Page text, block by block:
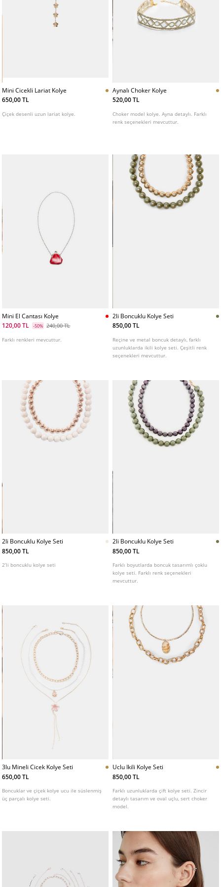
Mini Cicekli Lariat Kolye
650,00 TL
Çiçek desenli uzun lariat kolye.
Aynalı Choker Kolye
520,00 TL
Choker model kolye. Ayna detaylı. Farklı
renk seçenekleri mevcuttur.
Mini El Cantası Kolye
120,00 TL
-50% 240,00 TL
Farklı renkleri mevcuttur.
2li Boncuklu Kolye Seti
850,00 TL
Reçine ve metal boncuk detaylı, farklı
uzunluklarda ikili kolye seti. Çeşitli renk
seçenekleri mevcuttur.
2li Boncuklu Kolye Seti
850,00 TL
2’li boncuklu kolye seti
2li Boncuklu Kolye Seti
850,00 TL
Farklı boyutlarda boncuk tasarımlı çoklu
kolye seti. Farklı renk seçenekleri
mevcuttur.
3lu Mineli Cicek Kolye Seti
650,00 TL
Boncuklar ve çiçek kolye ucu ile süslenmiş
üç parçalı kolye seti.
Uclu Ikili Kolye Seti
850,00 TL
Farklı uzunluklarda çift kolye seti. Zincir
detaylı tasarım ve oval uçlu, sert choker
model.